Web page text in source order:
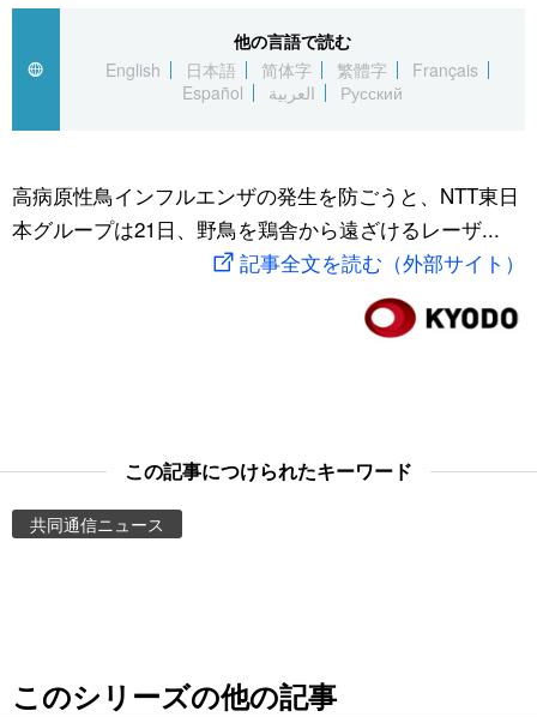
Русский
経済・ビジネス
国際
文化
トップ
アーカイブ
In-depth
Japan Data
動画/Live
お知らせ
スポーツ・東京2020
他の言語で読む
English
日本語 简体字 繁體字
Français
Español
العربية Русский
高病原性鳥インフルエンザの発生を防ごうと、NTT東日
本グループは21日、野鳥を鶏舎から遠ざけるレーザ...
記事全文を読む（外部サイト）
この記事につけられたキーワード
共同通信ニュース
このシリーズの他の記事